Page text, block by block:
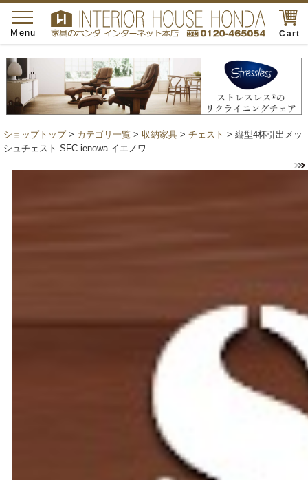
Cart
toggle
navigation
Menu
ショップトップ> カテゴリ一覧 > 収納家具 > チェスト > 縦型4杯引出メッ
シュチェスト SFC ienowa イエノワ